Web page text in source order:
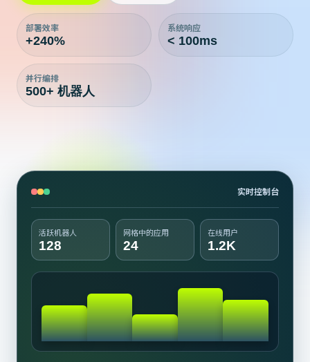
部署效率
+240%
系统响应
< 100ms
并行编排
500+ 机器人
实时控制台
活跃机器人
128
网格中的应用
24
在线用户
1.2K